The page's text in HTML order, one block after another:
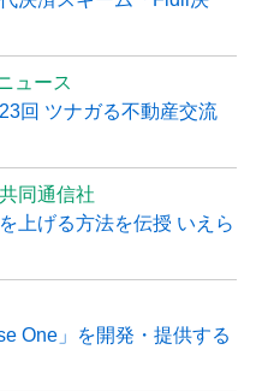
ュース
回 ツナガる不動産交流
同通信社
上げる方法を伝授 いえら
One」を開発・提供する